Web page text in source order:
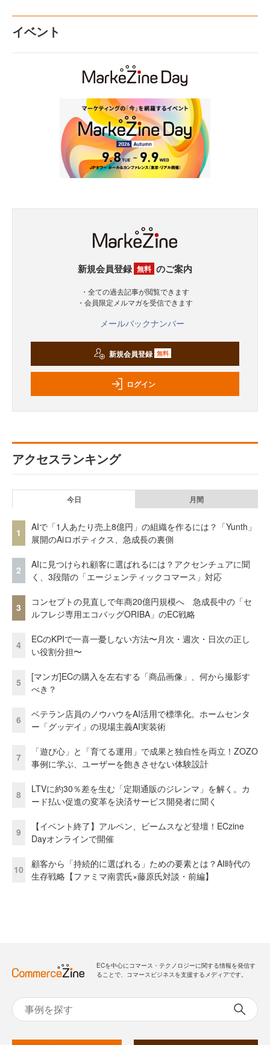
イベント
新規会員登録 無料 のご案内
・全ての過去記事が閲覧できます
・会員限定メルマガを受信できます
メールバックナンバー
新規会員登録 無料
ログイン
アクセスランキング
今日 月間
1
AIで「1人あたり売上8億円」の組織を作るには？「Yunth」
展開のAiロボティクス、急成長の裏側
2
AIに見つけられ顧客に選ばれるには？アクセンチュアに聞
く、3段階の「エージェンティックコマース」対応
3
コンセプトの見直しで年商20億円規模へ 急成長中の「セ
ルフレジ専用エコバッグORIBA」のEC戦略
4
ECのKPIで一喜一憂しない方法〜月次・週次・日次の正し
い役割分担〜
5
[マンガ]ECの購入を左右する「商品画像」、何から撮影す
べき？
6
ベテラン店員のノウハウをAI活用で標準化。ホームセンタ
ー「グッデイ」の現場主義AI実装術
7
「遊び心」と「育てる運用」で成果と独自性を両立！ZOZO
事例に学ぶ、ユーザーを飽きさせない体験設計
8
LTVに約30％差を生む「定期通販のジレンマ」を解く。カ
ード払い促進の変革を決済サービス開発者に聞く
9
【イベント終了】アルペン、ビームスなど登壇！ECzine
Dayオンラインで開催
10
顧客から「持続的に選ばれる」ための要素とは？AI時代の
生存戦略【ファミマ南雲氏×藤原氏対談・前編】
ECを中心にコマース・テクノロジーに関する情報を発信す
ることで、コマースビジネスを支援するメディアです。